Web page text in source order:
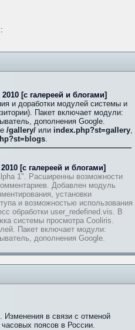
[с галереей и блогами]
и доработки модулей системы и
Пакет включает модули:
дополнения Google.
/gallery/ или index.php?st=gallery,
.
[с галереей и блогами]
1". Расширенны возможности
Добавлен модуль
установки
и возможностью использования
обработки user_redefined.vis. В
системы просмотра Cooliris.
Пакет включает модули:
дополнения Google.
в связи с отменой
поясов в России.